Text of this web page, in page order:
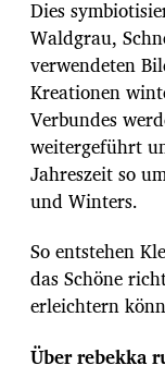
Dies
Waldgrau,
verwendeten
Kreationen
Verbundes
weitergeführt
Jahreszeit so
und Winters.
So entstehen
das Schöne
erleichtern
Über rebekka